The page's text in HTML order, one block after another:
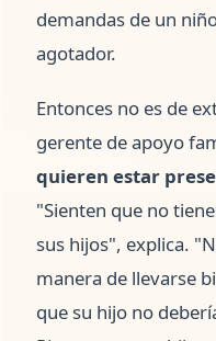
demandas de un
agotador.
Entonces no es de
gerente de apoyo
quieren estar
"Sienten que no
sus hijos", explica.
manera de llevarse
que su hijo no